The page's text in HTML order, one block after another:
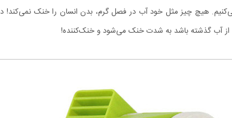
هیچ چیز مثل خود آب در فصل گرم، بدن انسان را خنک
از آب گذشته باشد به شدت خنک می‌شود و خنک‌کننده!